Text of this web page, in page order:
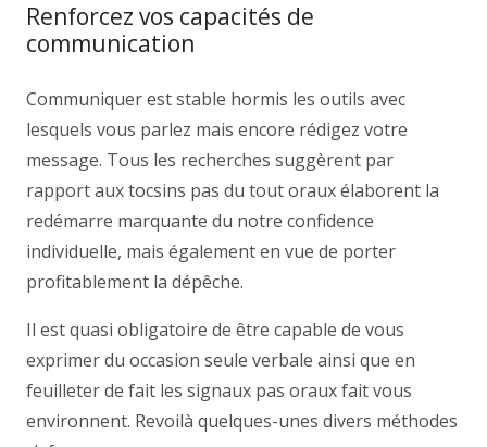
Renforcez vos capacités de
communication
Communiquer est stable hormis les outils avec
lesquels vous parlez mais encore rédigez votre
message. Tous les recherches suggèrent par
rapport aux tocsins pas du tout oraux élaborent la
redémarre marquante du notre confidence
individuelle, mais également en vue de porter
profitablement la dépêche.
Il est quasi obligatoire de être capable de vous
exprimer du occasion seule verbale ainsi que en
feuilleter de fait les signaux pas oraux fait vous
environnent. Revoilà quelques-unes divers méthodes